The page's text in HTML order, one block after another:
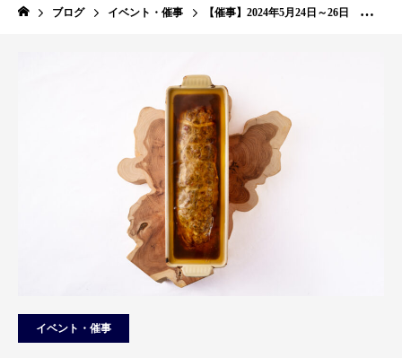
ブログ イベント・催事 【催事】2024年5月24日～26日 インテックス大阪
イベント・催事